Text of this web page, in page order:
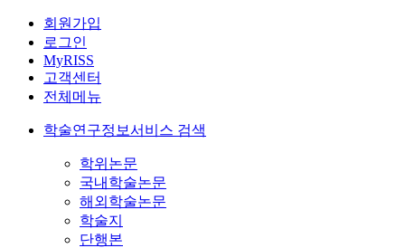
회원가입
로그인
MyRISS
고객센터
전체메뉴
학술연구정보서비스 검색
학위논문
국내학술논문
해외학술논문
학술지
단행본